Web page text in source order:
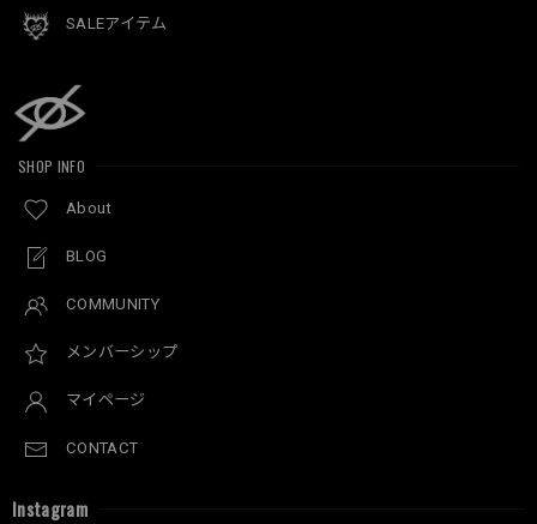
SALEアイテム
SHOP INFO
About
BLOG
COMMUNITY
メンバーシップ
マイページ
CONTACT
Instagram